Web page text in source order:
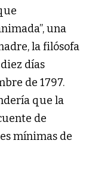
una
la filósofa
días
de 1797.
que la
de
mínimas de